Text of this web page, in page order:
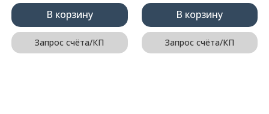
В корзину
Запрос счёта/КП
В корзину
Запрос счёта/КП